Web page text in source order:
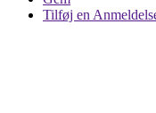
Tilføj en